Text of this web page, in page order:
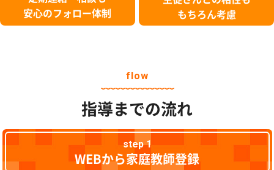
安心のフォロー体制
もちろん考慮
flow
指導までの流れ
step 1
WEBから家庭教師登録